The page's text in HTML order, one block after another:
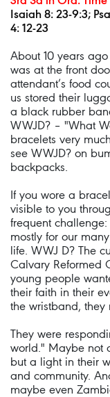
Isaiah 8: 23-9:3;
4: 12-23
About 10 years
was at the front
attendant’s food
us stored their
a black rubber
WWJD? – "What
bracelets very
see WWJD? on
backpacks.
If you wore a
visible to you
frequent
mostly for our
life. WWJ D? The
Calvary Reformed
young people
their faith in their
the wristband, they
They were
world." Maybe not
but a light in their
and community.
maybe even